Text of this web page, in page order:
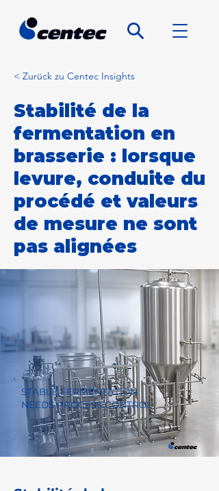
< Zurück zu Centec Insights
Stabilité de la
fermentation en
brasserie : lorsque
levure, conduite du
procédé et valeurs
de mesure ne sont
pas alignées
STABLE FERMENTATION
NEEDS PROCESS CONTROL